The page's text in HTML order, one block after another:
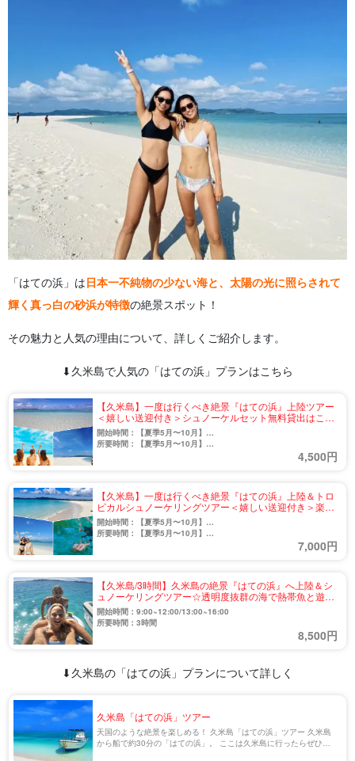
「はての浜」は日本一不純物の少ない海と、太陽の光に照らされて
輝く真っ白の砂浜が特徴の絶景スポット！
その魅力と人気の理由について、詳しくご紹介します。
⬇︎久米島で人気の「はての浜」プランはこちら
【久米島】一度は行くべき絶景『はての浜』上陸ツアー
＜嬉しい送迎付き＞シュノーケルセット無料貸出はここ
だけ♪楽しみ方は自由自在☆（No.801）
開始時間：【夏季5月〜10月】
9:00〜12:00 / 14:00〜17:00
所要時間：【夏季5月〜10月】
4,500円
【久米島】一度は行くべき絶景『はての浜』上陸＆トロ
ピカルシュノーケリングツアー＜嬉しい送迎付き＞楽し
み方は自由自在♪（No.802）
開始時間：【夏季5月〜10月】
9:00〜12:00 / 14:00〜17:00
所要時間：【夏季5月〜10月】
7,000円
【久米島/3時間】久米島の絶景『はての浜』へ上陸＆シ
ュノーケリングツアー☆透明度抜群の海で熱帯魚と遊ぼ
う《5歳から参加OK・送迎付き》（No.840）
開始時間：9:00~12:00/13:00~16:00
所要時間：3時間
8,500円
⬇︎久米島の「はての浜」プランについて詳しく
久米島「はての浜」ツアー
天国のような絶景を楽しめる！ 久米島「はての浜」ツアー 久米島
から船で約30分の「はての浜」。 ここは久米島に行ったらぜひ訪